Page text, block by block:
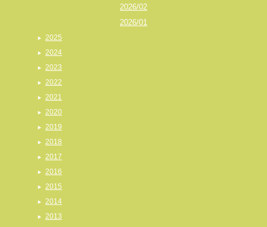
2026/02
2026/01
2025
2024
2023
2022
2021
2020
2019
2018
2017
2016
2015
2014
2013